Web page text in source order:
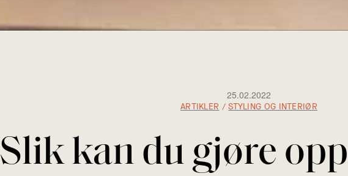
25.02.2022
ARTIKLER /STYLING OG INTERIØR
Slik kan du gjøre